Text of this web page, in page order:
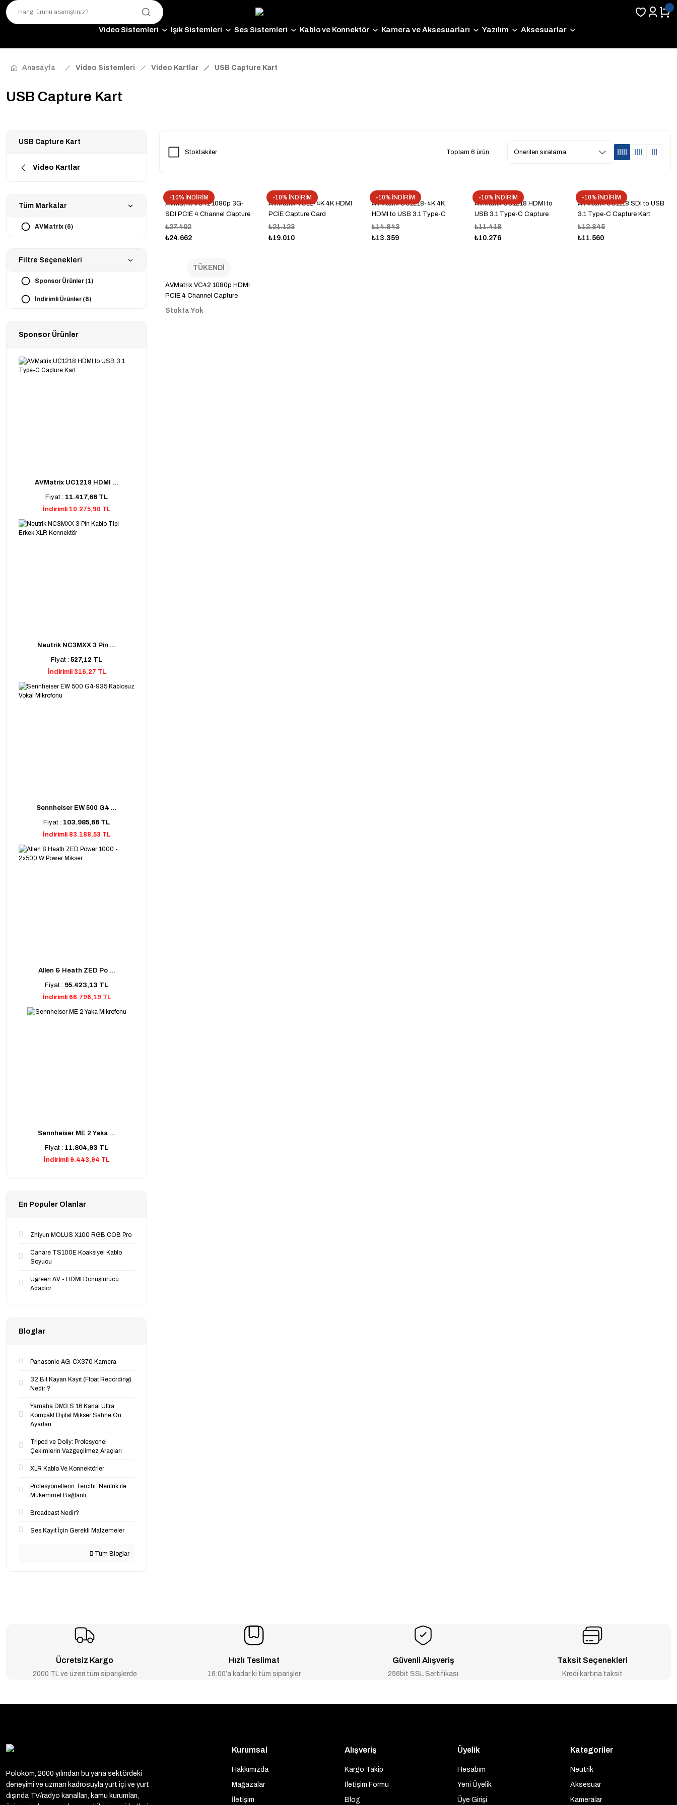
Video Sistemleri Işık Sistemleri Ses Sistemleri Kablo ve Konnektör Kamera ve Aksesuarları Yazılım Aksesuarlar
Anasayfa Video Sistemleri Video Kartlar USB Capture Kart
USB Capture Kart
USB Capture Kart
Video Kartlar
Tüm Markalar
AVMatrix (6)
Filtre Seçenekleri
Sponsor Ürünler (1)
İndirimli Ürünler (6)
Sponsor Ürünler
AVMatrix UC1218 HDMI ...
Fiyat : 11.417,66 TL
İndirimli 10.275,90 TL
Neutrik NC3MXX 3 Pin ...
Fiyat : 527,12 TL
İndirimli 316,27 TL
Sennheiser EW 500 G4 ...
Fiyat : 103.985,66 TL
İndirimli 83.188,53 TL
Allen & Heath ZED Po ...
Fiyat : 95.423,13 TL
İndirimli 66.796,19 TL
Sennheiser ME 2 Yaka ...
Fiyat : 11.804,93 TL
İndirimli 9.443,94 TL
En Populer Olanlar
Zhiyun MOLUS X100 RGB COB Pro
Canare TS100E Koaksiyel Kablo
Soyucu
Ugreen AV - HDMI Dönüştürücü
Adaptör
Bloglar
Panasonic AG-CX370 Kamera
32 Bit Kayan Kayıt (Float Recording)
Nedir ?
Yamaha DM3 S 16 Kanal Ultra
Kompakt Dijital Mikser Sahne Ön
Ayarları
Tripod ve Dolly: Profesyonel
Çekimlerin Vazgeçilmez Araçları
XLR Kablo Ve Konnektörler
Profesyonellerin Tercihi: Neutrik ile
Mükemmel Bağlantı
Broadcast Nedir?
Ses Kayıt İçin Gerekli Malzemeler
Tüm Bloglar
Stoktakiler Toplam 6 ürün
-10% İNDİRİM
AVMatrix VC41 1080p 3G-
SDI PCIE 4 Channel Capture
Card
₺24.662
₺27.402
-10% İNDİRİM
AVMatrix VC12-4K 4K HDMI
PCIE Capture Card
₺19.010
₺21.123
-10% İNDİRİM
AVMatrix UC1218-4K 4K
HDMI to USB 3.1 Type-C
Video Capture
₺13.359
₺14.843
-10% İNDİRİM
AVMatrix UC1218 HDMI to
USB 3.1 Type-C Capture
Kart
₺10.276
₺11.418
-10% İNDİRİM
AVMatrix UC1118 SDI to USB
3.1 Type-C Capture Kart
₺11.560
₺12.845
TÜKENDİ
AVMatrix VC42 1080p HDMI
PCIE 4 Channel Capture
Card
Stokta Yok
Ücretsiz Kargo
2000 TL ve üzeri tüm siparişlerde
Hızlı Teslimat
16:00’a kadar ki tüm siparişler
Güvenli Alışveriş
256bit SSL Sertifikası
Taksit Seçenekleri
Kredi kartına taksit
Polokom, 2000 yılından bu yana sektördeki
deneyimi ve uzman kadrosuyla yurt içi ve yurt
dışında TV/radyo kanalları, kamu kurumları,
Kurumsal
Hakkımızda
Mağazalar
İletişim
Alışveriş
Kargo Takip
İletişim Formu
Blog
Üyelik
Hesabım
Yeni Üyelik
Üye Girişi
Kategoriler
Neutrik
Aksesuar
Kameralar